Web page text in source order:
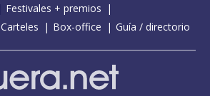
Festivales + premios
Carteles Box-office Guía / directorio